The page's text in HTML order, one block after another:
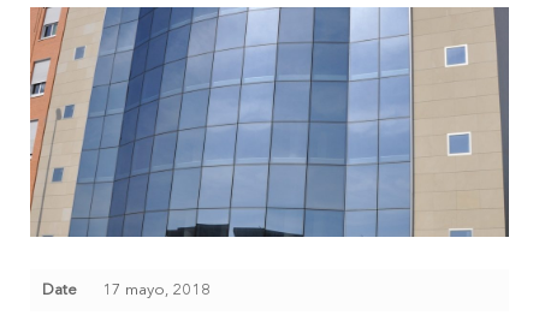
Date 17 mayo, 2018